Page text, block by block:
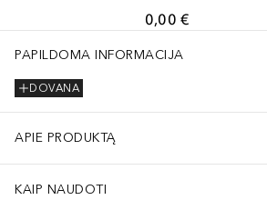
0,00 €
PAPILDOMA INFORMACIJA
DOVANA
APIE PRODUKTĄ
KAIP NAUDOTI